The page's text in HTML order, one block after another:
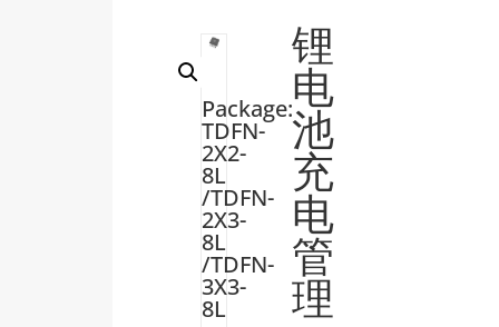
Package:
TDFN-
2X2-
8L
/TDFN-
2X3-
8L
/TDFN-
3X3-
8L
锂
电
池
充
电
管
理